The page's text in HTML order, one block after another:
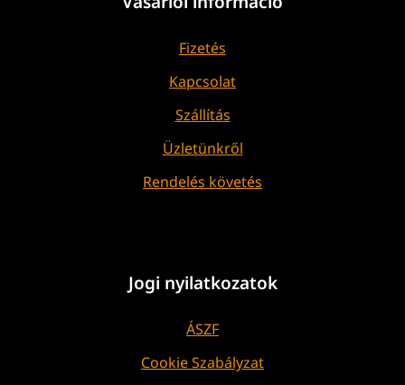
Fizetés
Kapcsolat
Szállítás
Üzletünkről
Rendelés követés
Jogi nyilatkozatok
ÁSZF
Cookie Szabályzat